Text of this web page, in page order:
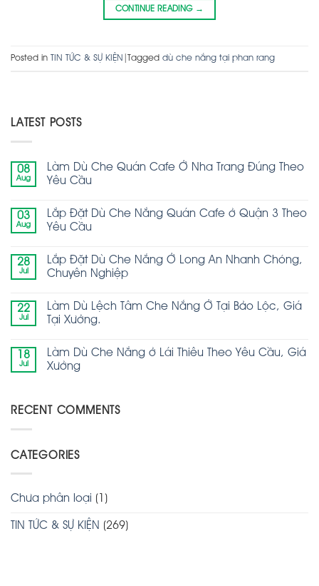
CONTINUE READING →
Posted in TIN TỨC & SỰ KIỆN Tagged dù che nắng tại phan rang
LATEST POSTS
08
Aug
Làm Dù Che Quán Cafe Ở Nha Trang Đúng Theo
Yêu Cầu
03
Aug
Lắp Đặt Dù Che Nắng Quán Cafe ở Quận 3 Theo
Yêu Cầu
28
Jul
Lắp Đặt Dù Che Nắng Ở Long An Nhanh Chóng,
Chuyên Nghiệp
22
Jul
Làm Dù Lệch Tâm Che Nắng Ở Tại Bảo Lộc, Giá
Tại Xưởng.
18
Jul
Làm Dù Che Nắng ở Lái Thiêu Theo Yêu Cầu, Giá
Xưởng
RECENT COMMENTS
CATEGORIES
Chưa phân loại (1)
TIN TỨC & SỰ KIỆN (269)